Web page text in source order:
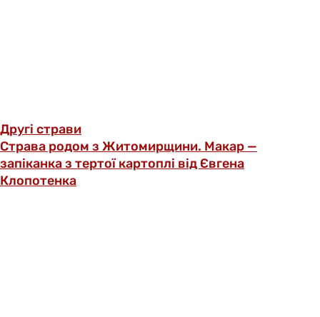
Другі страви
Страва родом з Житомирщини. Макар —
запіканка з тертої картоплі від Євгена
Клопотенка